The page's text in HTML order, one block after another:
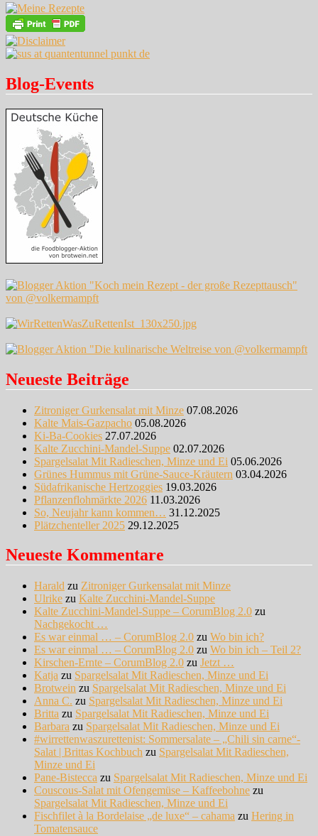
Blog-Events
Neueste Beiträge
Zitroniger Gurkensalat mit Minze 07.08.2026
Kalte Mais-Gazpacho 05.08.2026
Ki-Ba-Cookies 27.07.2026
Kalte Zucchini-Mandel-Suppe 02.07.2026
Spargelsalat Mit Radieschen, Minze und Ei 05.06.2026
Grünes Hummus mit Grüne-Sauce-Kräutern 03.04.2026
Südafrikanische Hertzoggies 19.03.2026
Pflanzenflohmärkte 2026 11.03.2026
So, Neujahr kann kommen… 31.12.2025
Plätzchenteller 2025 29.12.2025
Neueste Kommentare
Harald zu Zitroniger Gurkensalat mit Minze
Ulrike zu Kalte Zucchini-Mandel-Suppe
Kalte Zucchini-Mandel-Suppe – CorumBlog 2.0 zu
Nachgekocht …
Es war einmal … – CorumBlog 2.0 zu Wo bin ich?
Es war einmal … – CorumBlog 2.0 zu Wo bin ich – Teil 2?
Kirschen-Ernte – CorumBlog 2.0 zu Jetzt …
Katja zu Spargelsalat Mit Radieschen, Minze und Ei
Brotwein zu Spargelsalat Mit Radieschen, Minze und Ei
Anna C. zu Spargelsalat Mit Radieschen, Minze und Ei
Britta zu Spargelsalat Mit Radieschen, Minze und Ei
Barbara zu Spargelsalat Mit Radieschen, Minze und Ei
#wirrettenwaszurettenist: Sommersalate – „Chili sin carne“-
Salat | Brittas Kochbuch zu Spargelsalat Mit Radieschen,
Minze und Ei
Pane-Bistecca zu Spargelsalat Mit Radieschen, Minze und Ei
Couscous-Salat mit Ofengemüse – Kaffeebohne zu
Spargelsalat Mit Radieschen, Minze und Ei
Fischfilet à la Bordelaise „de luxe“ – cahama zu Hering in
Tomatensauce